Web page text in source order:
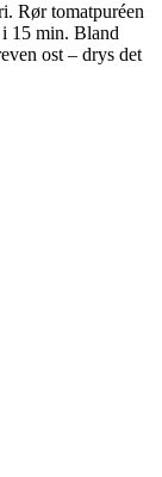
Rør tomatpuréen
i 15 min. Bland
ost – drys det